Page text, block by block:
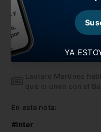
“Hoy no hay
Martínez está feliz en
Guardiola busca
Lautaro Martínez
que lo unen con el
En esta nota:
#Inter
YA